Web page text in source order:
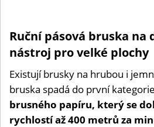
Ruční pásová bruska
nástroj pro velké plochy
Existují brusky na hrubou i
bruska spadá do první
brusného papíru, který se
rychlostí až 400 metrů za